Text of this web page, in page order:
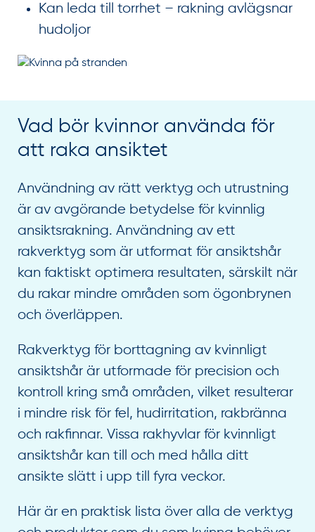
Kan leda till torrhet – rakning avlägsnar
hudoljor
Vad bör kvinnor använda för
att raka ansiktet
Användning av rätt verktyg och utrustning
är av avgörande betydelse för kvinnlig
ansiktsrakning. Användning av ett
rakverktyg som är utformat för ansiktshår
kan faktiskt optimera resultaten, särskilt när
du rakar mindre områden som ögonbrynen
och överläppen.
Rakverktyg för borttagning av kvinnligt
ansiktshår är utformade för precision och
kontroll kring små områden, vilket resulterar
i mindre risk för fel, hudirritation, rakbränna
och rakfinnar. Vissa rakhyvlar för kvinnligt
ansiktshår kan till och med hålla ditt
ansikte slätt i upp till fyra veckor.
Här är en praktisk lista över alla de verktyg